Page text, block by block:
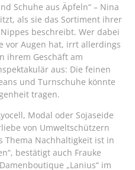
Schuhe aus Äpfeln“ – Nina
als sie das Sortiment ihrer
beschreibt. Wer dabei
vor Augen hat, irrt allerdings
ihrem Geschäft am
aus: Die feinen
und Turnschuhe könnte
tragen.
Modal oder Sojaseide
von Umweltschützern
Thema Nachhaltigkeit ist in
bestätigt auch Frauke
„Lanius“ im